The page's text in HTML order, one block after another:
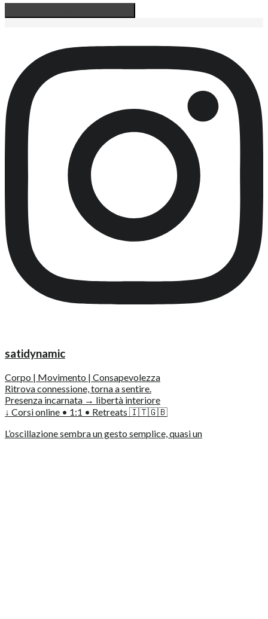
satidynamic
Corpo | Movimento | Consapevolezza
Ritrova connessione, torna a sentire.
Presenza incarnata → libertà interiore
↓ Corsi online • 1:1 • Retreats 🇮🇹🇬🇧
L’oscillazione sembra un gesto semplice, quasi un